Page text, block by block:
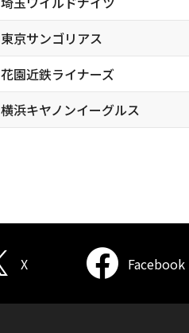
東京サンゴリアス
花園近鉄ライナーズ
横浜キヤノンイーグルス
X Facebook